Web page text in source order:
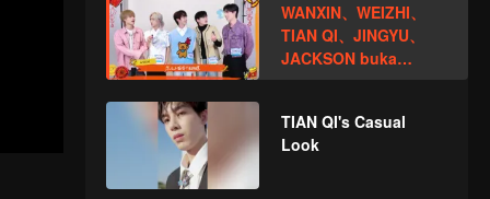
WANXIN、WEIZHI、
TIAN QI、JINGYU、
JACKSON buka
angpao di Tahun
mereka!
TIAN QI's Casual
Look